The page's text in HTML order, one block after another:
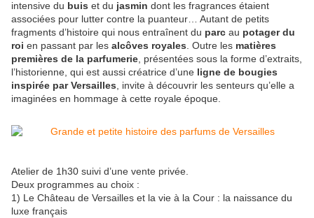
intensive du buis et du jasmin dont les fragrances étaient
associées pour lutter contre la puanteur… Autant de petits
fragments d’histoire qui nous entraînent du parc au potager du
roi en passant par les alcôves royales . Outre les matières
premières de la parfumerie , présentées sous la forme d’extraits,
l’historienne, qui est aussi créatrice d’une ligne de bougies
inspirée par Versailles , invite à découvrir les senteurs qu’elle a
imaginées en hommage à cette royale époque.
Atelier de 1h30 suivi d’une vente privée.
Deux programmes au choix :
1) Le Château de Versailles et la vie à la Cour : la naissance du
luxe français